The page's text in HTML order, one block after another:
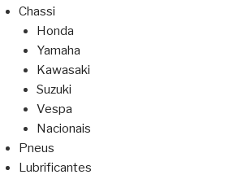
Chassi
Honda
Yamaha
Kawasaki
Suzuki
Vespa
Nacionais
Pneus
Lubrificantes